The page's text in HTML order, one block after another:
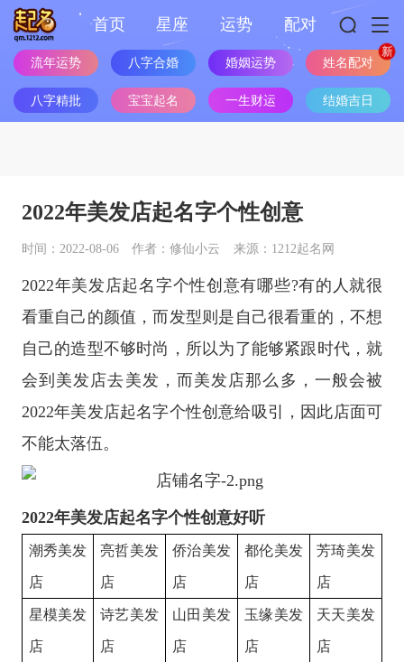
首页 星座 运势 配对
流年运势 八字合婚 婚姻运势 姓名配对
八字精批 宝宝起名 一生财运 结婚吉日
2022年美发店起名字个性创意
时间：2022-08-06 作者：修仙小云 来源：1212起名网
2022年美发店起名字个性创意有哪些?有的人就很
看重自己的颜值，而发型则是自己很看重的，不想
自己的造型不够时尚，所以为了能够紧跟时代，就
会到美发店去美发，而美发店那么多，一般会被
2022年美发店起名字个性创意给吸引，因此店面可
不能太落伍。
2022年美发店起名字个性创意好听
潮秀美发
店
亮哲美发
店
侨治美发
店
都伦美发
店
芳琦美发
店
星模美发
店
诗艺美发
店
山田美发
店
玉缘美发
店
天天美发
店